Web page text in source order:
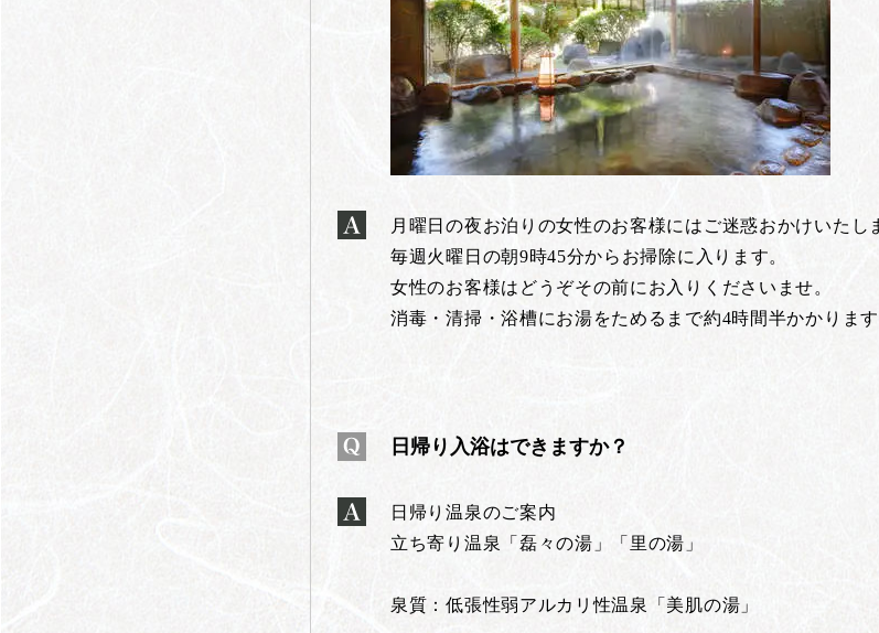
月曜日の夜お泊りの女性のお客様にはご迷惑おかけいたし
毎週火曜日の朝9時45分からお掃除に入ります。
女性のお客様はどうぞその前にお入りくださいませ。
消毒・清掃・浴槽にお湯をためるまで約4時間半かかりま
日帰り入浴はできますか？
日帰り温泉のご案内
立ち寄り温泉「磊々の湯」「里の湯」
泉質：低張性弱アルカリ性温泉「美肌の湯」